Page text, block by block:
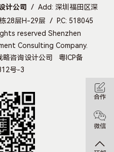
计公司
Add: 深圳福田区深
28层H-29层
P.C: 518045
reserved Shenzhen
Consulting Company.
略咨询设计公司 粤ICP备
号-3
合作
微信